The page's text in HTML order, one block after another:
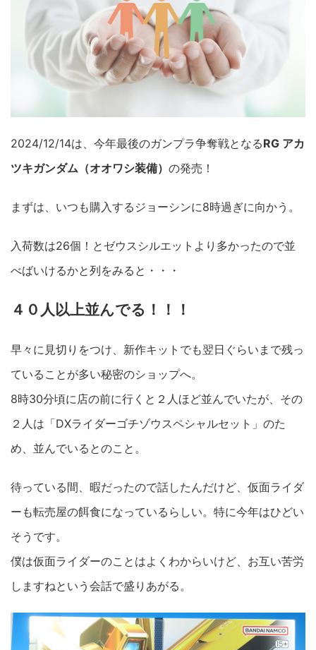
2024/12/14は、今年最後のガンプラ争奪戦となるRG アカ
ツキガンダム（オオワシ装備） の発売！
まずは、いつも購入するジョーシンに8時過ぎに向かう。
入荷数は26個！とゼウスシルエットより多かったので並
べばいけるかと列をみると・・・
４０人以上並んでる！！！
早々に見切りをつけ、新作キットでも翌日ぐらいまで残っ
ていることが多い秘密のショップへ。
8時30分頃に店の前に行くと２人ほど並んでいたが、その
２人は「DXライダーゴチゾウスペシャルセット」のた
め、並んでいるとのこと。
待っている間、暇だったので話したんだけど、仮面ライダ
ーも転売屋の餌食になっているらしい。特に今年はひどい
そうです。
僕は仮面ライダーのことはよくわからいけど、お互い苦労
しますねという会話で盛りあがる。